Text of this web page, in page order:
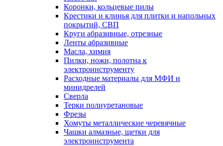
Коронки, кольцевые пилы
Крестики и клинья для плитки и напольных
покрытий, СВП
Круги абразивные, отрезные
Ленты абразивные
Масла, химия
Пилки, ножи, полотна к
электроинструменту
Расходные материалы для МФИ и
минидрелей
Сверла
Терки полиуретановые
Фрезы
Хомуты металлические черевячные
Чашки алмазные, щетки для
электроинструмента